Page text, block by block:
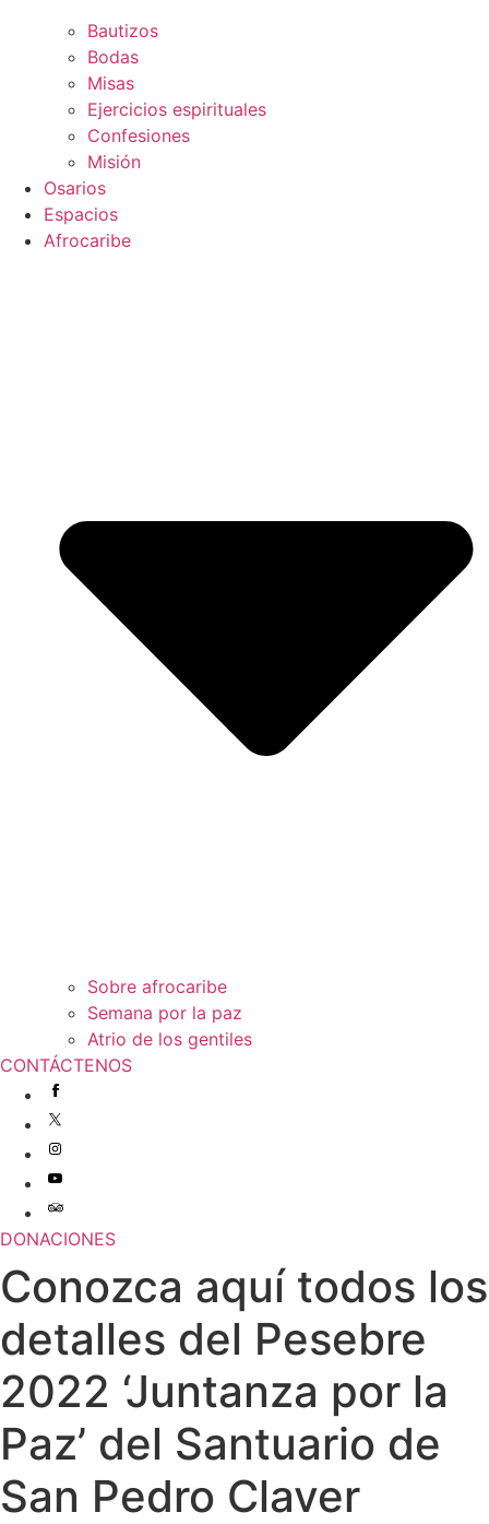
Bautizos
Bodas
Misas
Ejercicios espirituales
Confesiones
Misión
Osarios
Espacios
Afrocaribe
Sobre afrocaribe
Semana por la paz
Atrio de los gentiles
CONTÁCTENOS
DONACIONES
Conozca aquí todos los
detalles del Pesebre
2022 ‘Juntanza por la
Paz’ del Santuario de
San Pedro Claver